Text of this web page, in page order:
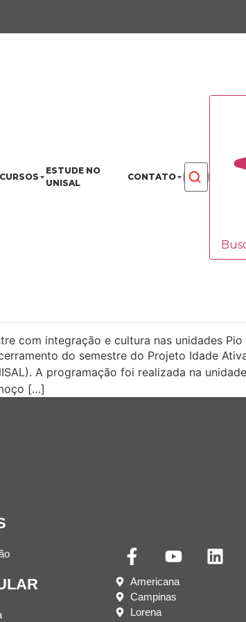
CURSOS
ESTUDE NO
UNISAL
CONTATO
com integração e cultura nas unidades Pio
do semestre do Projeto Idade
A programação foi realizada na
[…]
Americana
Campinas
Lorena